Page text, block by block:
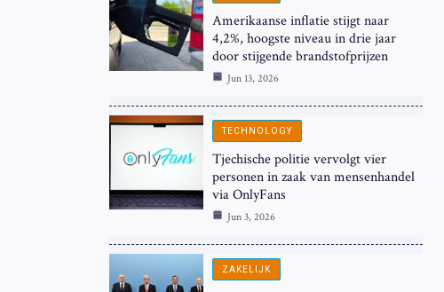
Amerikaanse inflatie stijgt naar
4,2%, hoogste niveau in drie jaar
door stijgende brandstofprijzen
Jun 13, 2026
TECHNOLOGY
Tjechische politie vervolgt vier
personen in zaak van mensenhandel
via OnlyFans
Jun 3, 2026
ZAKELIJK